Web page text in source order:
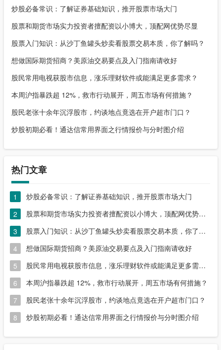
炒股必备常识：了解证券基础知识，推开股票市场大门
股票和期货市场实力投资者擅配资以小博大，顶配网优势尽显
股票入门知识：从沙丁鱼罐头炒卖看股票交易本质，你了解吗？
想做国际期货招商？美原油交易要点及入门指南请收好
股民常用电视获股市信息，涨乐理财软件或能满足更多需求？
本周沪指暴跌超 12%，救市行动展开，周五市场有何措施？
股民老张十余年沉浮股市，约谈地点竟选在开户超市门口？
炒股初期必看！通达信常用界面之行情报价与分时图介绍
热门文章
1
炒股必备常识：了解证券基础知识，推开股票市场大门
2
股票和期货市场实力投资者擅配资以小博大，顶配网优势尽显
3
股票入门知识：从沙丁鱼罐头炒卖看股票交易本质，你了解吗？
4
想做国际期货招商？美原油交易要点及入门指南请收好
5
股民常用电视获股市信息，涨乐理财软件或能满足更多需求？
6
本周沪指暴跌超 12%，救市行动展开，周五市场有何措施？
7
股民老张十余年沉浮股市，约谈地点竟选在开户超市门口？
8
炒股初期必看！通达信常用界面之行情报价与分时图介绍